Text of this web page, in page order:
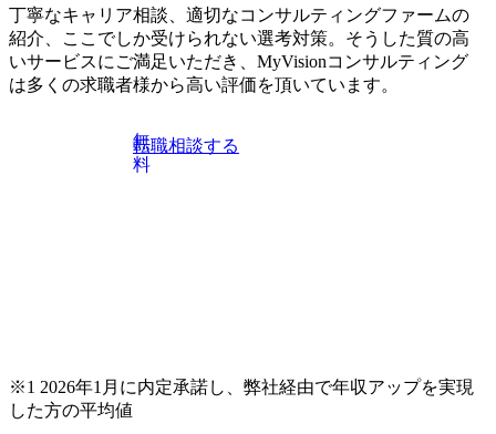
ィング・グループ出身者等 (https://www.xspear.co.jp/member/ta
keto_kajita/)） 多様なメンバー、多様なプロジェクトによる
自己成長機会が多く、新たなチャレンジが可能 100名規模に
も関わらず、外資系戦略コンサルティングファームや総合
り、常に刺激を受けながらプロジェクトワークが可能 総合
コンサルティングファームの名の通り、全方位のクライア
サルティングファームの立ち上げフェーズに関わることが
できる 豊富な経験を持つコンサル経験者の場合は、自らチ
※顔出しは不要です。ご質問頂く際のみ、顔出ししていた
だければと存じます。
丁寧なキャリア相談、適切なコンサルティングファームの
紹介、ここでしか受けられない選考対策。そうした質の高
いサービスにご満足いただき、MyVisionコンサルティング
は多くの求職者様から高い評価を頂いています。
無
料
転職相談する
※1 2026年1月に内定承諾し、弊社経由で年収アップを実現
した方の平均値